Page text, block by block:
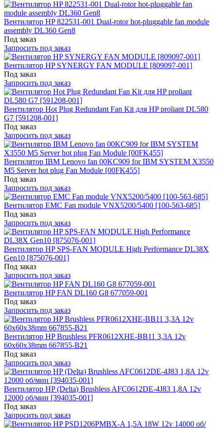
Вентилятор HP 822531-001 Dual-rotor hot-pluggable fan module
assembly DL360 Gen8
Под заказ
Запросить под заказ
Вентилятор HP SYNERGY FAN MODULE [809097-001]
Под заказ
Запросить под заказ
Вентилятор Hot Plug Redundant Fan Kit для HP proliant DL580
G7 [591208-001]
Под заказ
Запросить под заказ
Вентилятор IBM Lenovo fan 00KC909 for IBM SYSTEM X3550
M5 Server hot plug Fan Module [00FK455]
Под заказ
Запросить под заказ
Вентилятор EMC Fan module VNX5200/5400 [100-563-685]
Под заказ
Запросить под заказ
Вентилятор HP SPS-FAN MODULE High Performance DL38X
Gen10 [875076-001]
Под заказ
Запросить под заказ
Вентилятор HP FAN DL160 G8 677059-001
Под заказ
Запросить под заказ
Вентилятор HP Brushless PFR0612XHE-BB11 3,3A 12v
60x60x38mm 667855-B21
Под заказ
Запросить под заказ
Вентилятор HP (Delta) Brushless AFC0612DE-4J83 1,8A 12v
12000 об/мин [394035-001]
Под заказ
Запросить под заказ